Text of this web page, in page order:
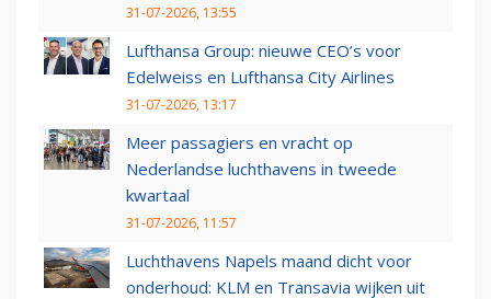
31-07-2026, 13:55
Lufthansa Group: nieuwe CEO’s voor
Edelweiss en Lufthansa City Airlines
31-07-2026, 13:17
Meer passagiers en vracht op
Nederlandse luchthavens in tweede
kwartaal
31-07-2026, 11:57
Luchthavens Napels maand dicht voor
onderhoud: KLM en Transavia wijken uit